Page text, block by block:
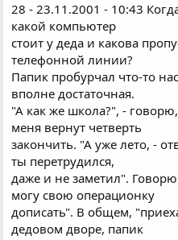
28 - 23.11.2001 - 10:43
какой компьютер
стоит у деда и какова
телефонной линии?
Папик пробурчал что-то
вполне достаточная.
"А как же школа?", -
меня вернут четверть
закончить. "А уже лето, -
ты перетрудился,
даже и не заметил".
могу свою операционку
дописать". В общем,
дедовом дворе, папик